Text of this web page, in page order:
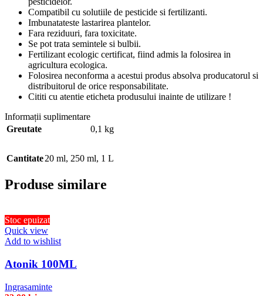
Compatibil cu solutiile de pesticide si fertilizanti.
Imbunatateste lastarirea plantelor.
Fara reziduuri, fara toxicitate.
Se pot trata semintele si bulbii.
Fertilizant ecologic certificat, fiind admis la folosirea in
agricultura ecologica.
Folosirea neconforma a acestui produs absolva producatorul si
distribuitorul de orice responsabilitate.
Cititi cu atentie eticheta produsului inainte de utilizare !
Informații suplimentare
Greutate
0,1 kg
Cantitate20 ml, 250 ml, 1 L
Produse similare
Stoc epuizat
Quick view
Add to wishlist
Atonik 100ML
Ingrasaminte